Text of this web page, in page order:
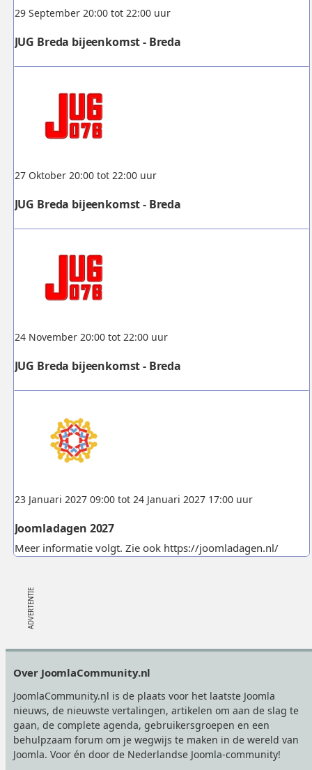
29 September 20:00 tot 22:00 uur
JUG Breda bijeenkomst - Breda
27 Oktober 20:00 tot 22:00 uur
JUG Breda bijeenkomst - Breda
24 November 20:00 tot 22:00 uur
JUG Breda bijeenkomst - Breda
23 Januari 2027 09:00 tot 24 Januari 2027 17:00 uur
Joomladagen 2027
Meer informatie volgt. Zie ook https://joomladagen.nl/
Over JoomlaCommunity.nl
JoomlaCommunity.nl is de plaats voor het laatste Joomla
nieuws, de nieuwste vertalingen, artikelen om aan de slag te
gaan, de complete agenda, gebruikersgroepen en een
behulpzaam forum om je wegwijs te maken in de wereld van
Joomla. Voor én door de Nederlandse Joomla-community!